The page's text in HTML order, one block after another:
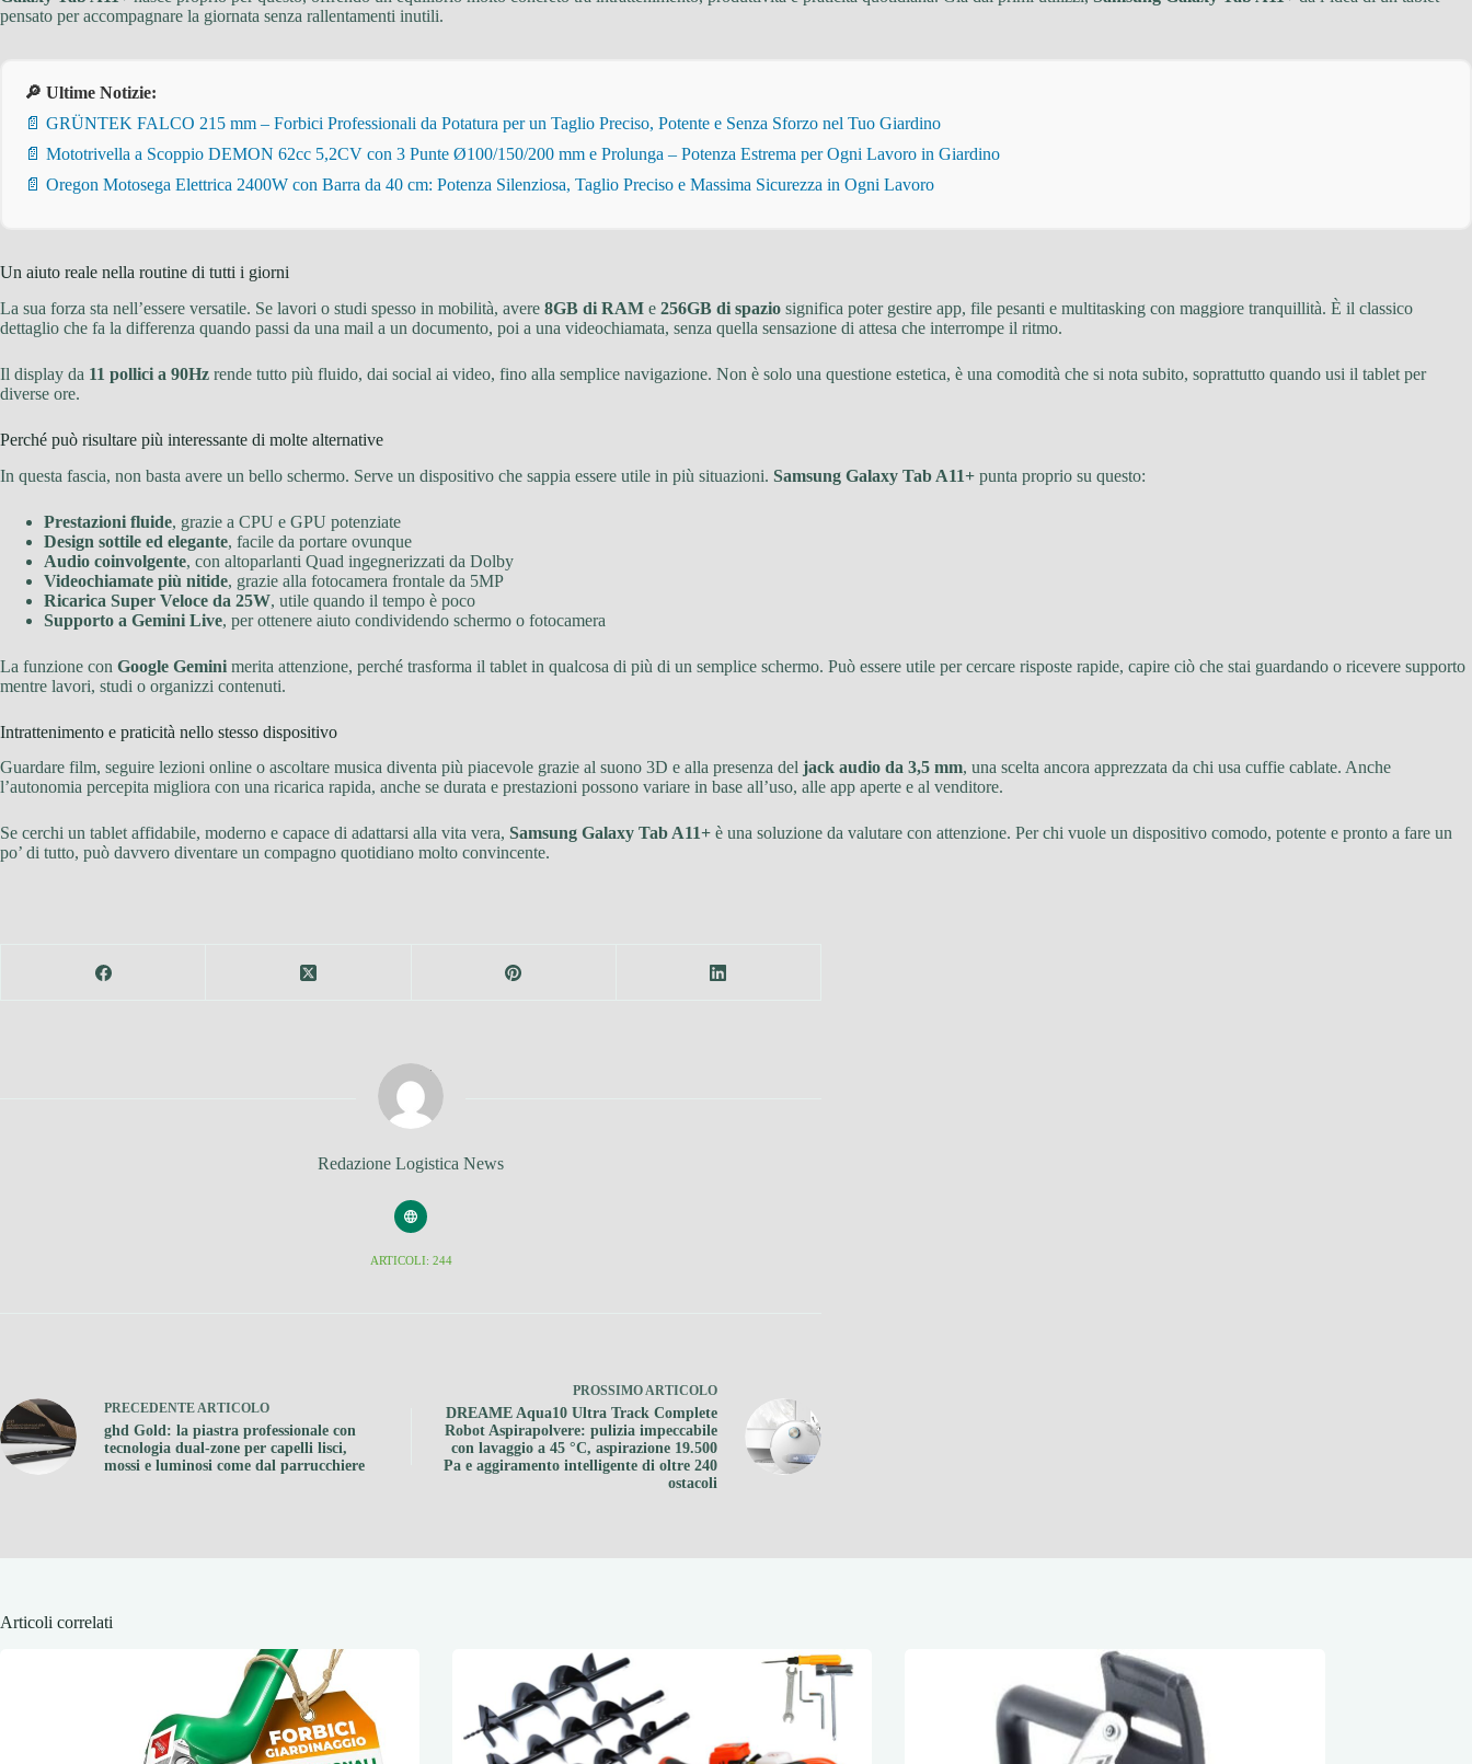
pensato per accompagnare la giornata senza rallentamenti inutili.
🔎 Ultime Notizie:
📄 GRÜNTEK FALCO 215 mm – Forbici Professionali da Potatura per un Taglio Preciso, Potente e Senza Sforzo nel Tuo Giardino
📄 Mototrivella a Scoppio DEMON 62cc 5,2CV con 3 Punte Ø100/150/200 mm e Prolunga – Potenza Estrema per Ogni Lavoro in Giardino
📄 Oregon Motosega Elettrica 2400W con Barra da 40 cm: Potenza Silenziosa, Taglio Preciso e Massima Sicurezza in Ogni Lavoro
Un aiuto reale nella routine di tutti i giorni
La sua forza sta nell’essere versatile. Se lavori o studi spesso in mobilità, avere 8GB di RAM e 256GB di spazio significa poter gestire app, file pesanti e multitasking con maggiore tranquillità. È il classico
dettaglio che fa la differenza quando passi da una mail a un documento, poi a una videochiamata, senza quella sensazione di attesa che interrompe il ritmo.
Il display da 11 pollici a 90Hz rende tutto più fluido, dai social ai video, fino alla semplice navigazione. Non è solo una questione estetica, è una comodità che si nota subito, soprattutto quando usi il tablet per
diverse ore.
Perché può risultare più interessante di molte alternative
In questa fascia, non basta avere un bello schermo. Serve un dispositivo che sappia essere utile in più situazioni. Samsung Galaxy Tab A11+ punta proprio su questo:
Prestazioni fluide, grazie a CPU e GPU potenziate
Design sottile ed elegante, facile da portare ovunque
Audio coinvolgente, con altoparlanti Quad ingegnerizzati da Dolby
Videochiamate più nitide, grazie alla fotocamera frontale da 5MP
Ricarica Super Veloce da 25W, utile quando il tempo è poco
Supporto a Gemini Live, per ottenere aiuto condividendo schermo o fotocamera
La funzione con Google Gemini merita attenzione, perché trasforma il tablet in qualcosa di più di un semplice schermo. Può essere utile per cercare risposte rapide, capire ciò che stai guardando o ricevere supporto
mentre lavori, studi o organizzi contenuti.
Intrattenimento e praticità nello stesso dispositivo
Guardare film, seguire lezioni online o ascoltare musica diventa più piacevole grazie al suono 3D e alla presenza del jack audio da 3,5 mm, una scelta ancora apprezzata da chi usa cuffie cablate. Anche
l’autonomia percepita migliora con una ricarica rapida, anche se durata e prestazioni possono variare in base all’uso, alle app aperte e al venditore.
Se cerchi un tablet affidabile, moderno e capace di adattarsi alla vita vera, Samsung Galaxy Tab A11+ è una soluzione da valutare con attenzione. Per chi vuole un dispositivo comodo, potente e pronto a fare un
po’ di tutto, può davvero diventare un compagno quotidiano molto convincente.
Redazione Logistica News
ARTICOLI: 244
PRECEDENTEARTICOLO
ghd Gold: la piastra professionale con
tecnologia dual-zone per capelli lisci,
mossi e luminosi come dal parrucchiere
PROSSIMOARTICOLO
DREAME Aqua10 Ultra Track Complete
Robot Aspirapolvere: pulizia impeccabile
con lavaggio a 45 °C, aspirazione 19.500
Pa e aggiramento intelligente di oltre 240
ostacoli
Articoli correlati